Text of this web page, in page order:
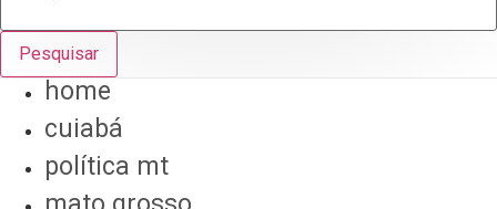
Pesquisar
home
cuiabá
política mt